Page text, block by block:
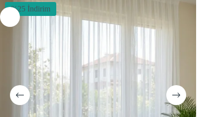
%25 İndirim